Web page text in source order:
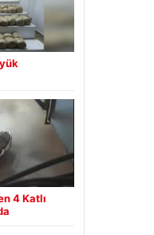
4 Katlı